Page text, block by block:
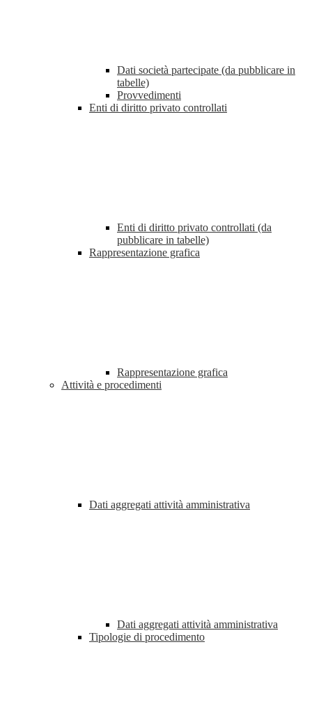
Dati società partecipate (da pubblicare in
tabelle)
Provvedimenti
Enti di diritto privato controllati
Enti di diritto privato controllati (da
pubblicare in tabelle)
Rappresentazione grafica
Rappresentazione grafica
Attività e procedimenti
Dati aggregati attività amministrativa
Dati aggregati attività amministrativa
Tipologie di procedimento